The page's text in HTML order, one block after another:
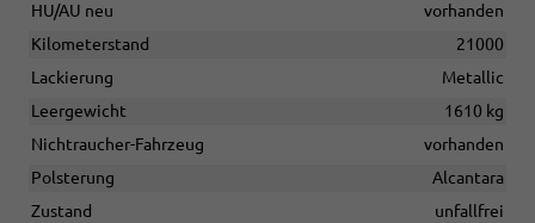
HU/AU neu
vorhanden
Kilometerstand
21000
Lackierung
Metallic
Leergewicht
1610 kg
Nichtraucher-Fahrzeug
vorhanden
Polsterung
Alcantara
Zustand
unfallfrei